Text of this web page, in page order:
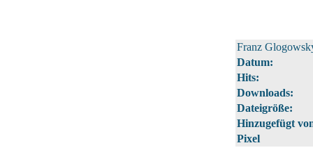
Franz
Datum:
Hits:
Downloads:
Dateigröße:
Hinzugefügt
Pixel